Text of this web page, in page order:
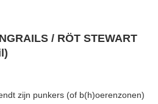
/ RÖT STEWART
zijn punkers (of b(h)oerenzonen)